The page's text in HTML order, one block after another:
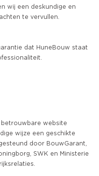
wij een deskundige en
te vervullen.
dat HuneBouw staat
betrouwbare website
wijze een geschikte
door BouwGarant,
SWK en Ministerie